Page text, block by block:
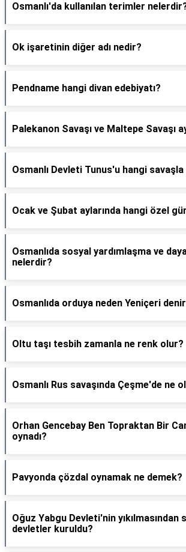
Osmanlı'da kullanılan terimler
Ok işaretinin diğer adı nedir?
Pendname hangi divan edebiyatı?
Palekanon Savaşı ve Maltepe Savaşı
Osmanlı Devleti Tunus'u hangi savaşla
Ocak ve Şubat aylarında hangi özel
Osmanlıda sosyal yardımlaşma ve
nelerdir?
Osmanlıda orduya neden Yeniçeri
Oltu taşı tesbih zamanla ne renk olur?
Osmanlı Rus savaşında Çeşme'de ne
Orhan Gencebay Ben Topraktan Bir
oynadı?
Pavyonda çözdal oynamak ne demek?
Oğuz Yabgu Devleti'nin yıkılmasından
devletler kuruldu?